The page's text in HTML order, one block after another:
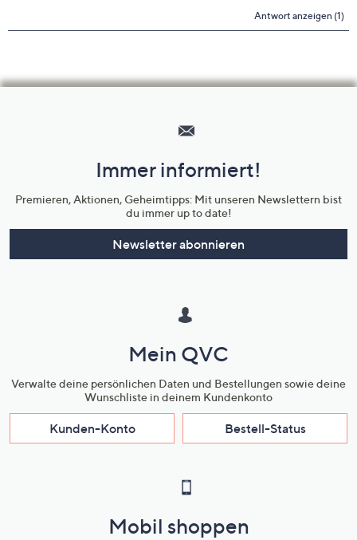
Unternehmensinformationen
Immer informiert!
Premieren, Aktionen, Geheimtipps: Mit unseren Newslettern bist
du immer up to date!
Newsletter abonnieren
Mein QVC
Verwalte deine persönlichen Daten und Bestellungen sowie deine
Wunschliste in deinem Kundenkonto
Kunden-Konto Bestell-Status
Mobil shoppen